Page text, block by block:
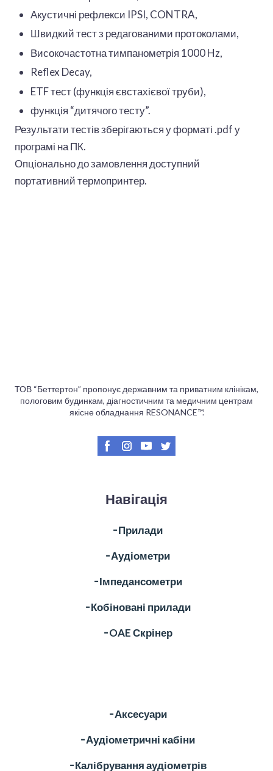
Акустичні рефлекси IPSI, CONTRA,
Швидкий тест з редагованими протоколами,
Високочастотна тимпанометрія 1000 Hz,
Reflex Decay,
ETF тест (функція євстахієвої труби),
функція “дитячого тесту”.
Результати тестів зберігаються у форматі .pdf у
програмі на ПК.
Опціонально до замовлення доступний
портативний термопринтер.
ТОВ “Беттертон” пропонує державним та приватним клінікам,
пологовим будинкам, діагностичним та медичним центрам
якісне обладнання RESONANCE™.
Навігація
╶ Прилади
╶ Аудіометри
╶ Імпедансометри
╶ Кобіновані прилади
╶ OAE Скрінер
╶ Аксесуари
╶ Аудіометричні кабіни
╶ Калібрування аудіометрів